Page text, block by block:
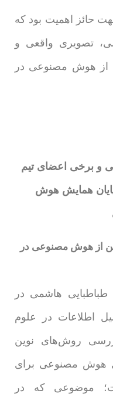
حائز اهمیت بود که
تصویری واقعی و
از هوش مصنوعی در
و برخی اعضای تیم
همایش هوش
از هوش مصنوعی در
هاشمی در
اطلاعات در علوم
روش‌های نوین
هوش مصنوعی برای
موضوعی که در